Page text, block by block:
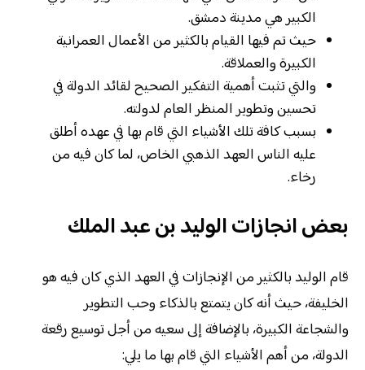
الكبير هي مدينة دمشق.
حيث تم فيها القيام بالكثير من الأعمال العمرانية
الكبيرة والعملاقة.
والتي تثبت أهمية التفكير الصحيح لقائد الدولة في
تحسين وتطوير المنظر العام لدولته.
بسبب كافة تلك الأشياء التي قام بها في عهده أطلق
عليه الناس العهد الذهبي الخاص، لما كان فيه من
رخاء.
بعض انجازات الوليد بن عبد الملك
قام الوليد بالكثير من الإنجازات في العهد الذي كان فيه هو
الخليفة، حيث أنه كان يتمتع بالذكاء وحب التطوير
والشجاعة الكبيرة، بالإضافة إلى سعيه من أجل توسيع رقعة
الدولة، من أهم الأشياء التي قام بها ما يلي: